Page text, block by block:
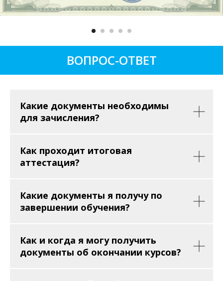
ВОПРОС-ОТВЕТ
Какие документы необходимы
для зачисления?
Как проходит итоговая
аттестация?
Какие документы я получу по
завершении обучения?
Как и когда я могу получить
документы об окончании курсов?